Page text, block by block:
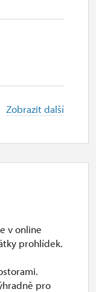
Zobrazit další
v online
prohlídek.
pro